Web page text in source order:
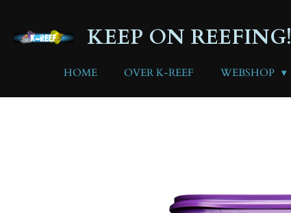
direct
naar
hoofdinhoud
KEEP ON REEFING!
HOME OVER K-REEF WEBSHOP